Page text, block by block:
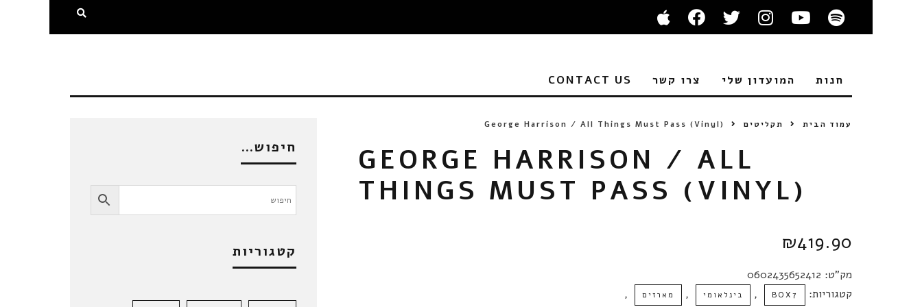
חנות המועדון שלי צרו קשר CONTACT US
עמוד הבית תקליטים George Harrison / All Things Must Pass (Vinyl)
GEORGE HARRISON / ALL
THINGS MUST PASS (VINYL)
₪419.90
מק"ט: 0602435652412
קטגוריות:
BOX7
, בינלאומי , מארזים ,
חיפוש…
קטגוריות